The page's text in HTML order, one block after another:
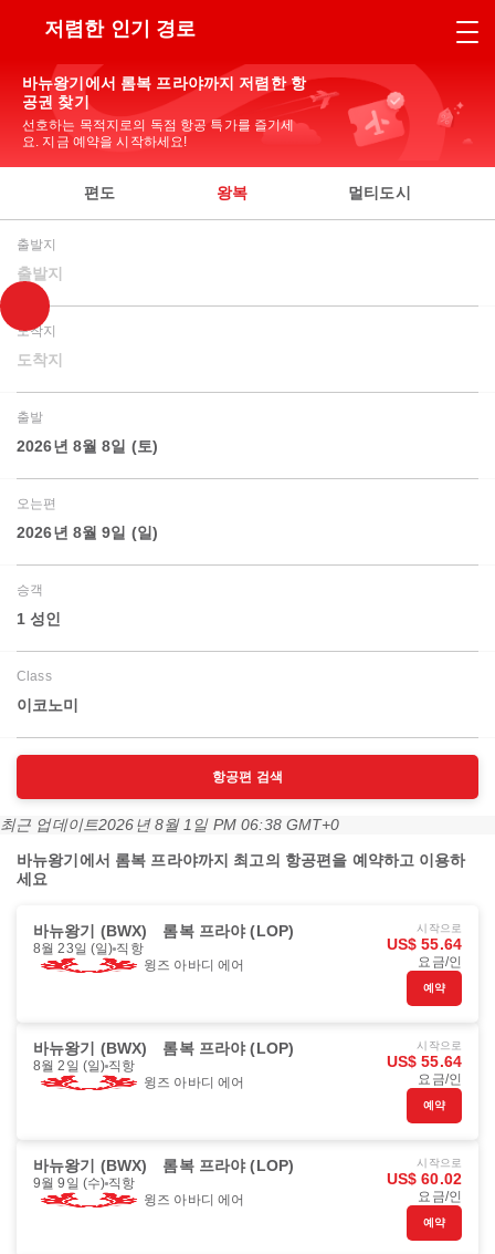
저렴한 인기 경로
바뉴왕기에서 롬복 프라야까지 저렴한 항
공권 찾기
선호하는 목적지로의 독점 항공 특가를 즐기세
요. 지금 예약을 시작하세요!
편도 왕복 멀티도시
출발지
출발지
도착지
도착지
출발
2026년 8월 8일 (토)
오는편
2026년 8월 9일 (일)
승객
1 성인
Class
이코노미
항공편 검색
최근 업데이트2026년 8월 1일 PM 06:38 GMT+0
바뉴왕기에서 롬복 프라야까지 최고의 항공편을 예약하고 이용하
세요
바뉴왕기 (BWX) 롬복 프라야 (LOP)
8월 23일 (일) 직항
윙즈 아바디 에어
시작으로
US$ 55.64
요금/인
예약
바뉴왕기 (BWX) 롬복 프라야 (LOP)
8월 2일 (일) 직항
윙즈 아바디 에어
시작으로
US$ 55.64
요금/인
예약
바뉴왕기 (BWX) 롬복 프라야 (LOP)
9월 9일 (수) 직항
윙즈 아바디 에어
시작으로
US$ 60.02
요금/인
예약